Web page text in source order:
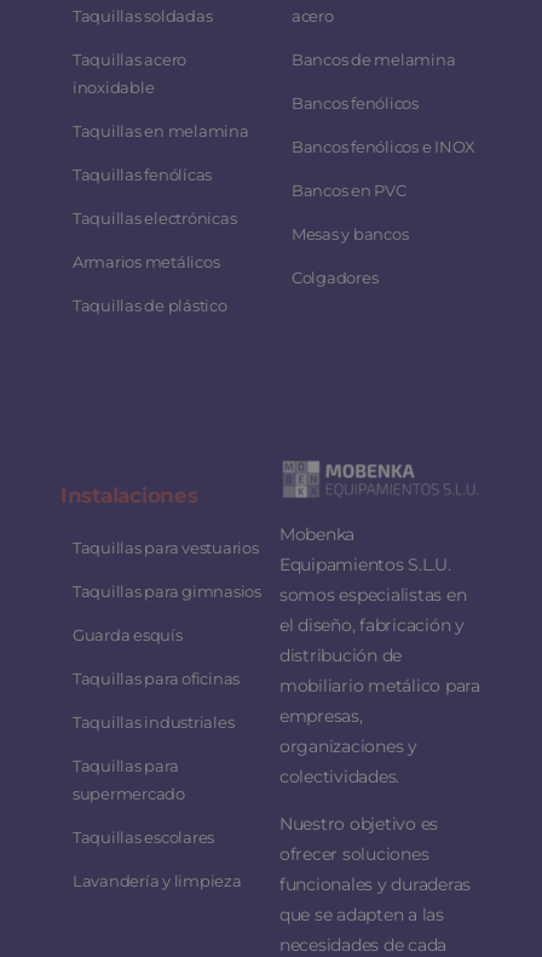
Taquillas soldadas
Taquillas acero
inoxidable
Taquillas en melamina
Taquillas fenólicas
Taquillas electrónicas
Armarios metálicos
Taquillas de plástico
acero
Bancos de melamina
Bancos fenólicos
Bancos fenólicos e INOX
Bancos en PVC
Mesas y bancos
Colgadores
Instalaciones
Taquillas para vestuarios
Taquillas para gimnasios
Guarda esquís
Taquillas para oficinas
Taquillas industriales
Taquillas para
supermercado
Taquillas escolares
Lavandería y limpieza
Mobenka
Equipamientos S.L.U.
somos especialistas en
el diseño, fabricación y
distribución de
mobiliario metálico para
empresas,
organizaciones y
colectividades.
Nuestro objetivo es
ofrecer soluciones
funcionales y duraderas
que se adapten a las
necesidades de cada